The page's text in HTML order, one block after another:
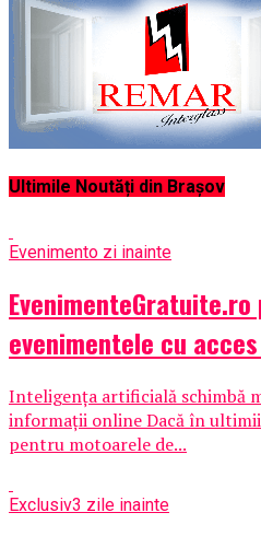
Ultimile Noutăți din Brașov
Evenimento zi inainte
EvenimenteGratuite.ro
evenimentele cu
Inteligența artificială schimbă
informații online Dacă în
pentru motoarele de...
Exclusiv3 zile inainte